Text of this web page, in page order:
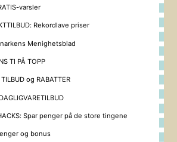
varsler
Rekordlave priser
Menighetsblad
TI PÅ TOPP
og RABATTER
Spar penger på de store tingene
og bonus